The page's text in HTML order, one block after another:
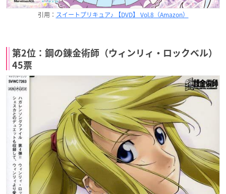
引用： スイートプリキュア♪ 【DVD】 Vol.8（Amazon）
第2位：鋼の錬金術師（ウィンリィ・ロックベル）
45票